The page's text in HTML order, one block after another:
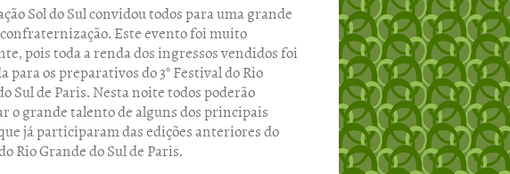
Sol do Sul convidou todos para uma grande
Este evento foi muito
pois toda a renda dos ingressos vendidos foi
para os preparativos do 3° Festival do Rio
Sul de Paris. Nesta noite todos poderão
o grande talento de alguns dos principais
já participaram das edições anteriores do
Rio Grande do Sul de Paris.